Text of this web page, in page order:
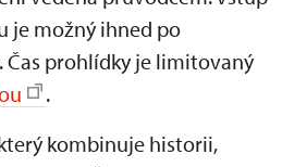
je možný ihned po
Čas prohlídky je limitovaný
.
kombinuje historii,